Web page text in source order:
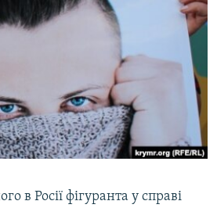
КРИМУ
в Росії фігуранта у справі